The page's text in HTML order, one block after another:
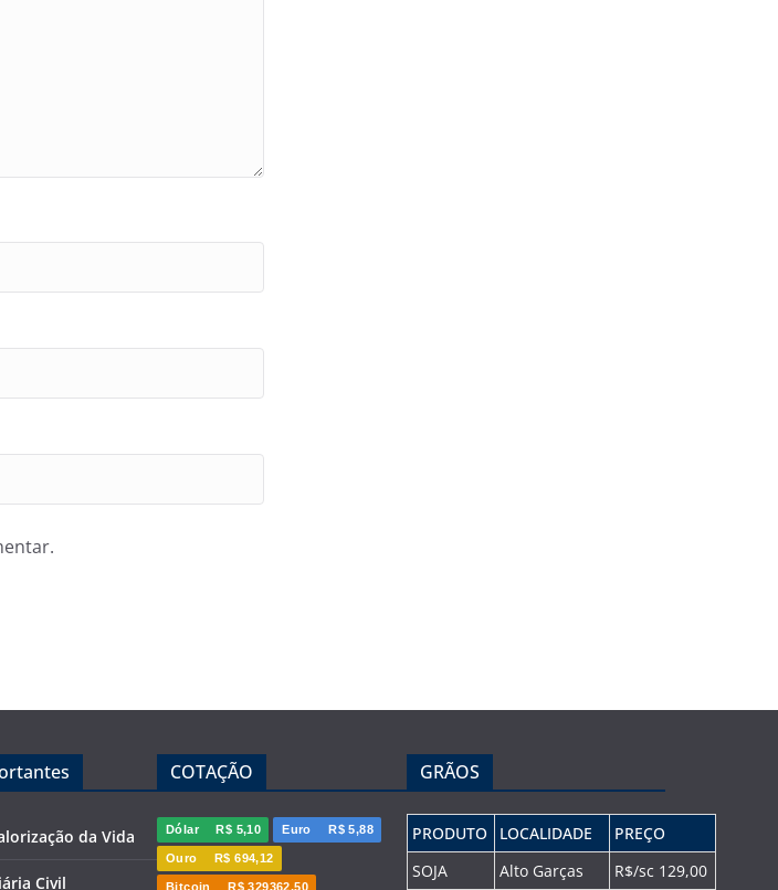
da Vida
Civil
COTAÇÃO
Dólar R$ 5,10 Euro R$ 5,88
Ouro R$ 694,12
Bitcoin R$ 329362,50
GRÃOS
PRODUTO LOCALIDADE
PREÇO
SOJA
Alto Garças R$/sc 129,00